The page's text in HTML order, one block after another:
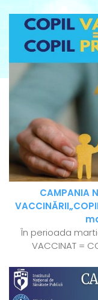
CAMPANIA
În perioada
VACCINAT =